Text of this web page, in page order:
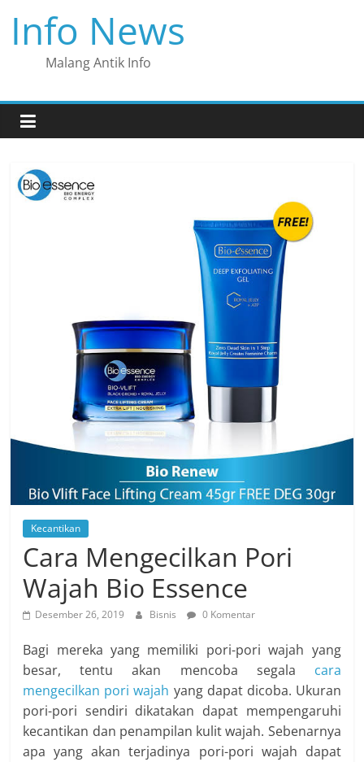
content
Info News
Malang Antik Info
Kecantikan
Cara Mengecilkan Pori
Wajah Bio Essence
Desember 26, 2019 Bisnis 0 Komentar
Bagi mereka yang memiliki pori-pori wajah yang
besar, tentu akan mencoba segala cara
mengecilkan pori wajah yang dapat dicoba. Ukuran
pori-pori sendiri dikatakan dapat mempengaruhi
kecantikan dan penampilan kulit wajah. Sebenarnya
apa yang akan terjadinya pori-pori wajah dapat